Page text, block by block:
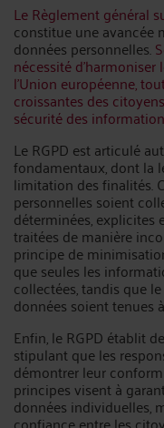
Le Règlement général
constitue une avancée
données personnelles.
nécessité
l'Union européenne,
croissantes des
sécurité des
Le RGPD est articulé
fondamentaux, dont la
limitation des finalités.
personnelles soient
déterminées, explicites
traitées de manière
principe de
que seules les
collectées, tandis que
données soient tenues
Enfin, le RGPD établit
stipulant que les
démontrer leur
principes visent à
données individuelles,